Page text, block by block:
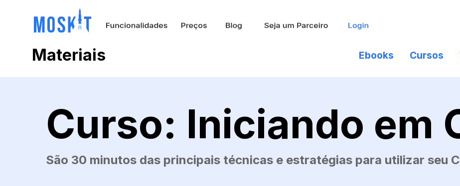
Materiais Ebooks Cursos
Curso: Iniciando em
São 30 minutos das principais técnicas e estratégias para utilizar seu